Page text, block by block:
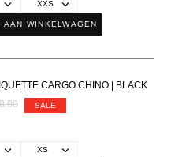
AAN WINKELWAGEN
CARGO CHINO | BLACK
SALE